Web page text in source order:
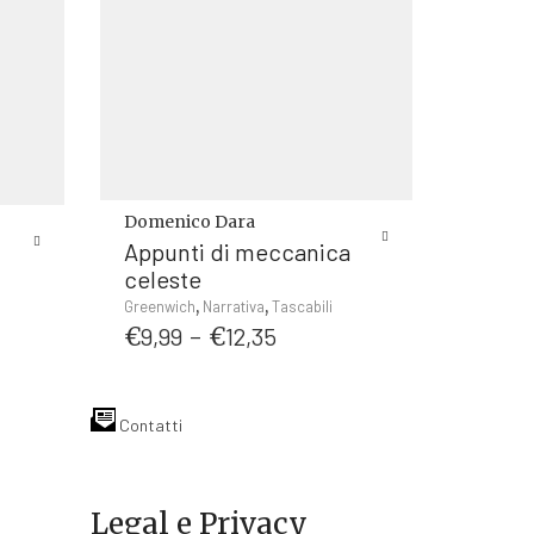
Domenico Dara
Appunti di meccanica
celeste
Greenwich, Narrativa,TascabiliQuesto
€9,99 - €12,35Fascia
Contatti
Legal e Privacy